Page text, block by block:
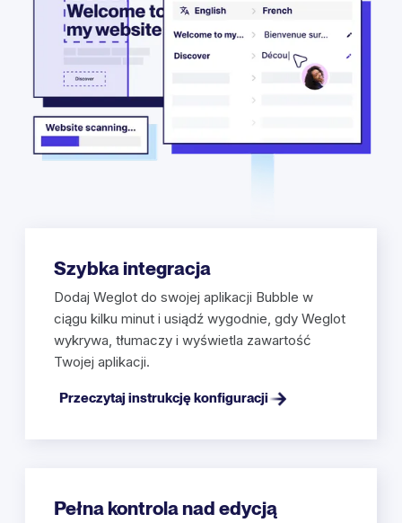
Szybka integracja
Dodaj Weglot do swojej aplikacji Bubble w
ciągu kilku minut i usiądź wygodnie, gdy Weglot
wykrywa, tłumaczy i wyświetla zawartość
Twojej aplikacji.
Przeczytaj instrukcję konfiguracji
Pełna kontrola nad edycją